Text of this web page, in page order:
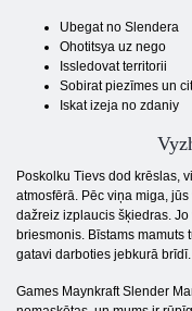
Ubegat no Slendera
Ohotitsya uz nego
Issledovat territorii
Sobirat piezīmes un
Iskat izeja no zdaniy
Poskolku Tievs dod krēslas,
atmosfērā. Pēc viņa miga,
dažreiz izplaucis šķiedras.
briesmonis. Bīstams mamuts
gatavi darboties jebkurā brīdī.
Games Maynkraft Slender